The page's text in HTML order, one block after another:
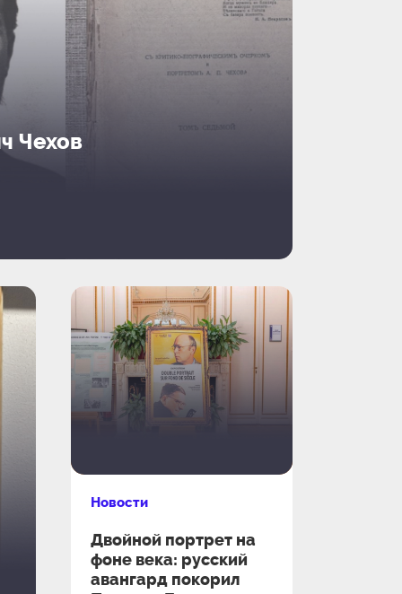
Чехов
Новости
Двойной портрет на
фоне века: русский
авангард покорил